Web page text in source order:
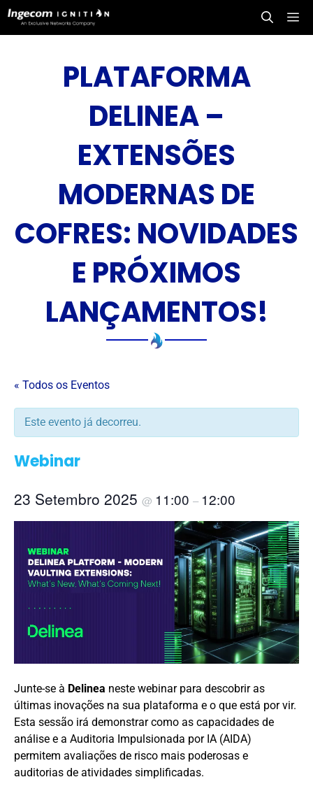
Saltar
para
PLATAFORMA
DELINEA –
EXTENSÕES
MODERNAS DE
COFRES: NOVIDADES
E PRÓXIMOS
LANÇAMENTOS!
« Todos os Eventos
Este evento já decorreu.
Webinar
23 Setembro 2025 @ 11:00 – 12:00
Junte-se à Delinea neste webinar para descobrir as
últimas inovações na sua plataforma e o que está por vir.
Esta sessão irá demonstrar como as capacidades de
análise e a Auditoria Impulsionada por IA (AIDA)
permitem avaliações de risco mais poderosas e
auditorias de atividades simplificadas.